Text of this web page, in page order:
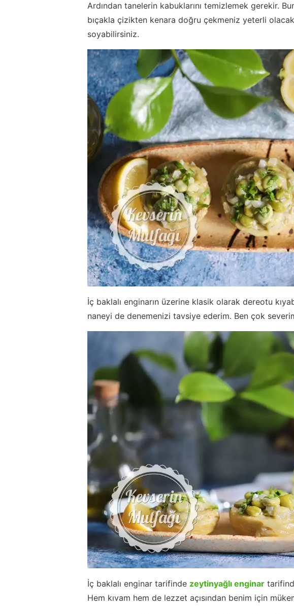
Ardından tanelerin kabuklarını temizlemek gerekir.
bıçakla çizikten kenara doğru çekmeniz yeterli
soyabilirsiniz.
İç baklalı enginarın üzerine klasik olarak dereotu
naneyi de denemenizi tavsiye ederim. Ben çok
İç baklalı enginar tarifinde zeytinyağlı enginar
Hem kıvam hem de lezzet açısından benim için